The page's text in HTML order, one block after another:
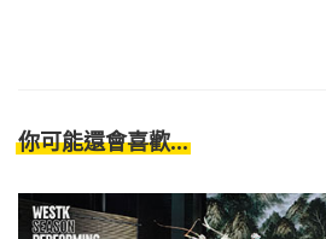
你可能還會喜歡...